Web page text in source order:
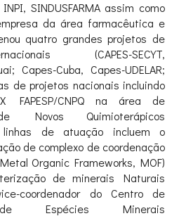
SINDUSFARMA assim como
da área farmacêutica e
quatro grandes projetos de
(CAPES-SECYT,
Capes-Cuba, Capes-UDELAR;
de projetos nacionais incluindo
FAPESP/CNPQ na área de
Novos Quimioterápicos
linhas de atuação incluem o
de complexo de coordenação
Organic Frameworks, MOF)
de minerais Naturais
coordenador do Centro de
de Espécies Minerais